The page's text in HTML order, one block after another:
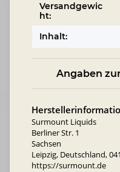
Versandgewic
ht:
Inhalt:
Angaben
Surmount Liquids
Berliner Str. 1
Sachsen
Leipzig, Deutschland,
https://surmount.de